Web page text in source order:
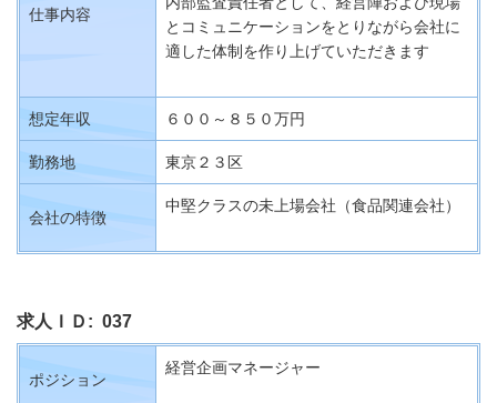
仕事内容
とコミュニケーションをとりながら会社に
適した体制を作り上げていただきます
想定年収 ６００～８５０万円
勤務地 東京２３区
会社の特徴
中堅クラスの未上場会社（食品関連会社）
求人ＩＤ: 037
ポジション
経営企画マネージャー